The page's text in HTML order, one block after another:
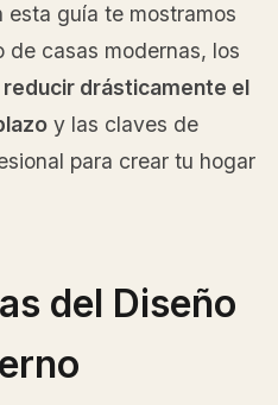
esta guía te mostramos
de casas modernas, los
drásticamente el
y las claves de
para crear tu hogar
del Diseño